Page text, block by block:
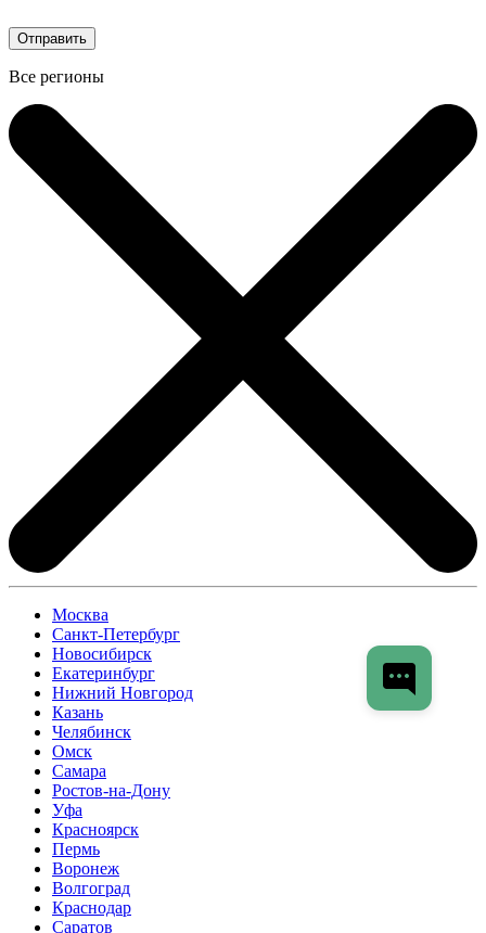
Все регионы
Москва
Санкт-Петербург
Новосибирск
Екатеринбург
Нижний Новгород
Казань
Челябинск
Омск
Самара
Ростов-на-Дону
Уфа
Красноярск
Пермь
Воронеж
Волгоград
Краснодар
Саратов